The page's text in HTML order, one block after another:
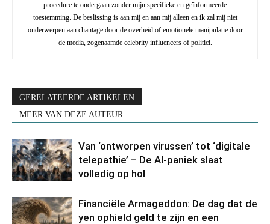
procedure te ondergaan zonder mijn specifieke en geïnformeerde
toestemming. De beslissing is aan mij en aan mij alleen en ik zal mij niet
onderwerpen aan chantage door de overheid of emotionele manipulatie door
de media, zogenaamde celebrity influencers of politici.
GERELATEERDE ARTIKELEN
MEER VAN DEZE AUTEUR
Van ‘ontworpen virussen’ tot ‘digitale
telepathie’ – De AI-paniek slaat
volledig op hol
Financiële Armageddon: De dag dat de
yen ophield geld te zijn en een